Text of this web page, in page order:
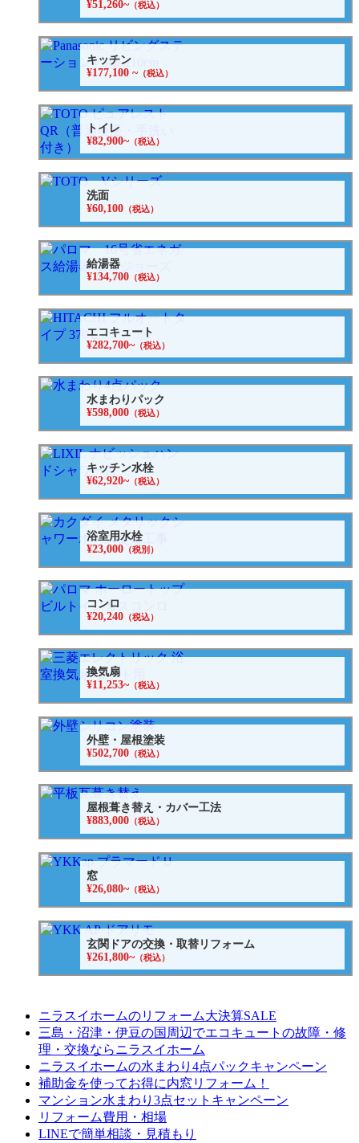
¥51,260~（税込）
キッチン
¥177,100 ~（税込）
トイレ
¥82,900~（税込）
洗面
¥60,100 （税込）
給湯器
¥134,700 （税込）
エコキュート
¥282,700~（税込）
水まわりパック
¥598,000 （税込）
キッチン水栓
¥62,920~（税込）
浴室用水栓
¥23,000 （税別）
コンロ
¥20,240 （税込）
換気扇
¥11,253~（税込）
外壁・屋根塗装
¥502,700 （税込）
屋根葺き替え・カバー工法
¥883,000 （税込）
窓
¥26,080~（税込）
玄関ドアの交換・取替リフォーム
¥261,800~（税込）
ニラスイホームのリフォーム大決算SALE
三島・沼津・伊豆の国周辺でエコキュートの故障・修
理・交換ならニラスイホーム
ニラスイホームの水まわり4点パックキャンペーン
補助金を使ってお得に内窓リフォーム！
マンション水まわり3点セットキャンペーン
リフォーム費用・相場
LINEで簡単相談・見積もり